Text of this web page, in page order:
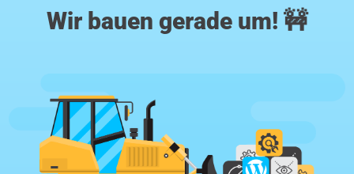
Wir bauen gerade um! 🚧